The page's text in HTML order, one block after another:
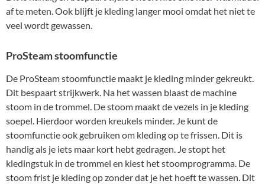
af te meten. Ook blijft je kleding langer mooi omdat het niet te
veel wordt gewassen.
ProSteam stoomfunctie
De ProSteam stoomfunctie maakt je kleding minder gekreukt.
Dit bespaart strijkwerk. Na het wassen blaast de machine
stoom in de trommel. De stoom maakt de vezels in je kleding
soepel. Hierdoor worden kreukels minder. Je kunt de
stoomfunctie ook gebruiken om kleding op te frissen. Dit is
handig als je iets maar kort hebt gedragen. Je stopt het
kledingstuk in de trommel en kiest het stoomprogramma. De
stoom frist je kleding op zonder dat je het hoeft te wassen. Dit